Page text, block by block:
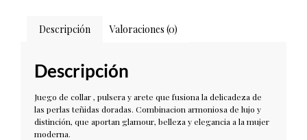
Descripción Valoraciones (0)
Descripción
Juego de collar , pulsera y arete que fusiona la delicadeza de
las perlas teñidas doradas. Combinacion armoniosa de lujo y
distinción, que aportan glamour, belleza y elegancia a la mujer
moderna.